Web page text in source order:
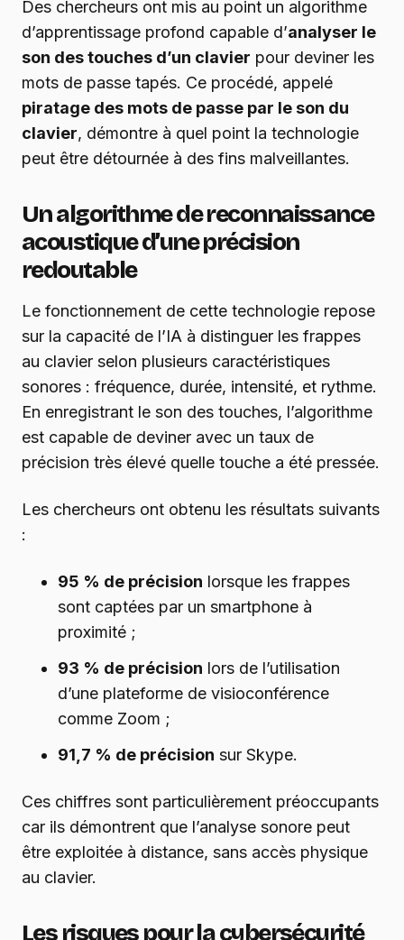
Des chercheurs ont mis au point un algorithme
d’apprentissage profond capable d’analyser le
son des touches d’un clavier pour deviner les
mots de passe tapés. Ce procédé, appelé
piratage des mots de passe par le son du
clavier, démontre à quel point la technologie
peut être détournée à des fins malveillantes.
Un algorithme de reconnaissance
acoustique d’une précision
redoutable
Le fonctionnement de cette technologie repose
sur la capacité de l’IA à distinguer les frappes
au clavier selon plusieurs caractéristiques
sonores : fréquence, durée, intensité, et rythme.
En enregistrant le son des touches, l’algorithme
est capable de deviner avec un taux de
précision très élevé quelle touche a été pressée.
Les chercheurs ont obtenu les résultats suivants
:
95 % de précision lorsque les frappes
sont captées par un smartphone à
proximité ;
93 % de précision lors de l’utilisation
d’une plateforme de visioconférence
comme Zoom ;
91,7 % de précision sur Skype.
Ces chiffres sont particulièrement préoccupants
car ils démontrent que l’analyse sonore peut
être exploitée à distance, sans accès physique
au clavier.
Les risques pour la cybersécurité